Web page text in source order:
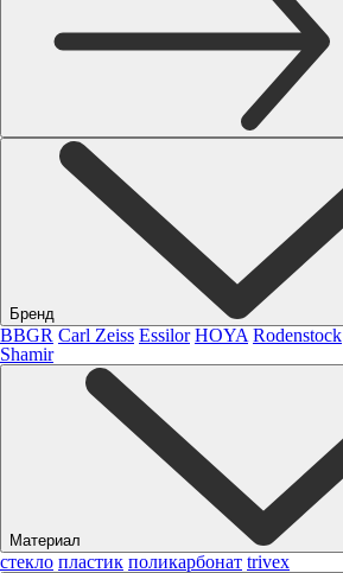
Бренд
BBGR Carl Zeiss Essilor HOYA Rodenstock
Shamir
Материал
стекло пластик поликарбонат trivex